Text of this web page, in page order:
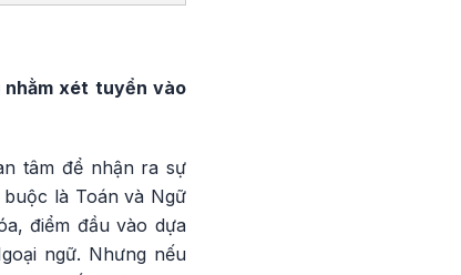
xét tuyển vào
tâm để nhận ra sự
là Toán và Ngữ
điểm đầu vào dựa
ngữ. Nhưng nếu